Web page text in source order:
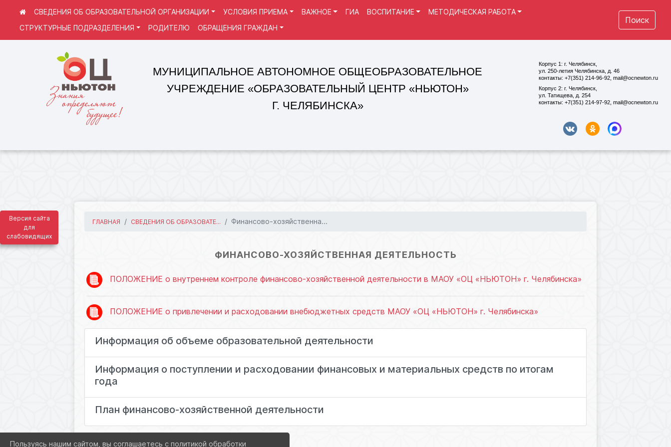
Версия сайта
для
слабовидящих
СВЕДЕНИЯ ОБ ОБРАЗОВАТЕЛЬНОЙ ОРГАНИЗАЦИИ УСЛОВИЯ ПРИЕМА ВАЖНОЕ ГИА ВОСПИТАНИЕ
МЕТОДИЧЕСКАЯ РАБОТА
СТРУКТУРНЫЕ ПОДРАЗДЕЛЕНИЯ
РОДИТЕЛЮ ОБРАЩЕНИЯ ГРАЖДАН
Поиск
ул. 250-летия Челябинска, д. 46
контакты: +7(351) 214-96-92, mail@ocnewton.ru
контакты: +7(351) 214-97-92, mail@ocnewton.ru
УЧРЕЖДЕНИЕ «ОБРАЗОВАТЕЛЬНЫЙ ЦЕНТР «НЬЮТОН»
Г. ЧЕЛЯБИНСКА»
ГЛАВНАЯ СВЕДЕНИЯ ОБ ОБРАЗОВАТЕ... Финансово-хозяйственна...
ФИНАНСОВО-ХОЗЯЙСТВЕННАЯ ДЕЯТЕЛЬНОСТЬ
ПОЛОЖЕНИЕ о внутреннем контроле финансово-хозяйственной деятельности в МАОУ «ОЦ «НЬЮТОН» г. Челябинска»
ПОЛОЖЕНИЕ о привлечении и расходовании внебюджетных средств МАОУ «ОЦ «НЬЮТОН» г. Челябинска»
Информация об объеме образовательной деятельности
Информация о поступлении и расходовании финансовых и материальных средств по итогам
года
План финансово-хозяйственной деятельности
Пользуясь нашим сайтом, вы соглашаетесь с политикой обработки